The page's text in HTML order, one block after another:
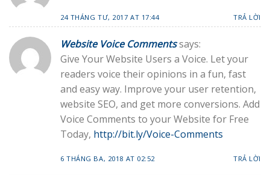
24 THÁNG TƯ, 2017 AT 17:44 TRẢ LỜI
Website Voice Commentssays:
Give Your Website Users a Voice. Let your
readers voice their opinions in a fun, fast
and easy way. Improve your user retention,
website SEO, and get more conversions. Add
Voice Comments to your Website for Free
Today, http://bit.ly/Voice-Comments
6 THÁNG BA, 2018 AT 02:52 TRẢ LỜI